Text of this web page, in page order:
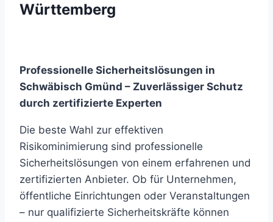
Württemberg
Professionelle Sicherheitslösungen in
Schwäbisch Gmünd – Zuverlässiger Schutz
durch zertifizierte Experten
Die beste Wahl zur effektiven
Risikominimierung sind professionelle
Sicherheitslösungen von einem erfahrenen und
zertifizierten Anbieter. Ob für Unternehmen,
öffentliche Einrichtungen oder Veranstaltungen
– nur qualifizierte Sicherheitskräfte können